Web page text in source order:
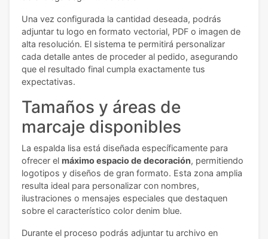
Una vez configurada la cantidad deseada, podrás
adjuntar tu logo en formato vectorial, PDF o imagen de
alta resolución. El sistema te permitirá personalizar
cada detalle antes de proceder al pedido, asegurando
que el resultado final cumpla exactamente tus
expectativas.
Tamaños y áreas de
marcaje disponibles
La espalda lisa está diseñada específicamente para
ofrecer el máximo espacio de decoración, permitiendo
logotipos y diseños de gran formato. Esta zona amplia
resulta ideal para personalizar con nombres,
ilustraciones o mensajes especiales que destaquen
sobre el característico color denim blue.
Durante el proceso podrás adjuntar tu archivo en